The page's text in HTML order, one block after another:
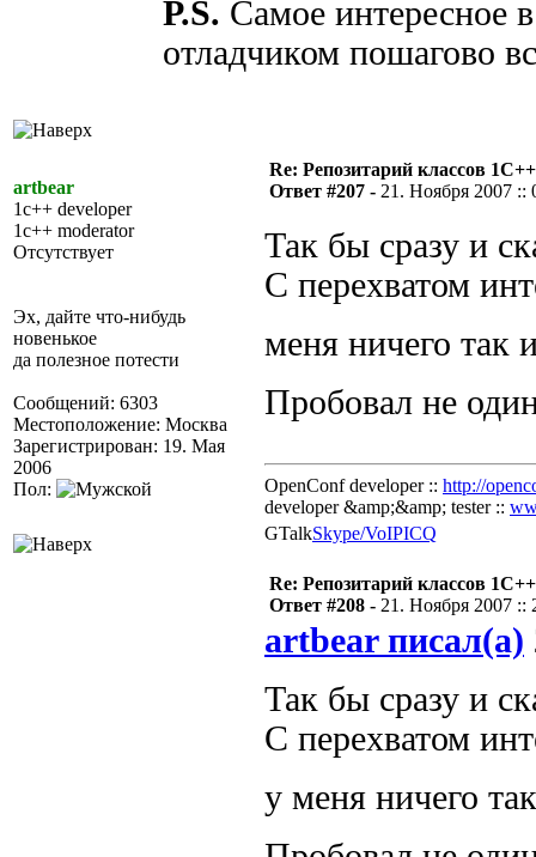
P.S. Самое интересное
отладчиком пошагово
artbear
1c++ developer
1c++ moderator
Отсутствует
Эх, дайте что-нибудь
новенькое
да полезное потести
Сообщений: 6303
Местоположение: Москва
Зарегистрирован: 19. Мая
2006
Пол:
Re: Репозитарий классов
Ответ #207 - 21. Ноября 2007 ::
Так бы сразу и
C перехватом
меня ничего так
Пробовал не
OpenConf developer :: http://
developer &amp;&amp; tester ::
GTalkSkype/VoIPICQ
Re: Репозитарий классов
Ответ #208 - 21. Ноября 2007 ::
artbear писал(а)
Так бы сразу и
C перехватом
у меня ничего